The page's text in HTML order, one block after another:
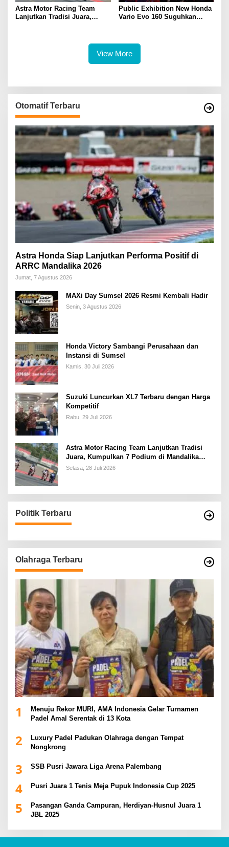
Astra Motor Racing Team
Lanjutkan Tradisi Juara,
Public Exhibition New Honda
Vario Evo 160 Suguhkan
View More
Otomatif Terbaru
Astra Honda Siap Lanjutkan Performa Positif di
ARRC Mandalika 2026
Jumat, 7 Agustus 2026
MAXi Day Sumsel 2026 Resmi Kembali Hadir
Senin, 3 Agustus 2026
Honda Victory Sambangi Perusahaan dan
Instansi di Sumsel
Kamis, 30 Juli 2026
Suzuki Luncurkan XL7 Terbaru dengan Harga
Kompetitif
Rabu, 29 Juli 2026
Astra Motor Racing Team Lanjutkan Tradisi
Juara, Kumpulkan 7 Podium di Mandalika
Racing Series Putaran ke 3
Selasa, 28 Juli 2026
Politik Terbaru
Olahraga Terbaru
1
Menuju Rekor MURI, AMA Indonesia Gelar Turnamen
Padel Amal Serentak di 13 Kota
2
Luxury Padel Padukan Olahraga dengan Tempat
Nongkrong
3 SSB Pusri Jawara Liga Arena Palembang
4 Pusri Juara 1 Tenis Meja Pupuk Indonesia Cup 2025
5
Pasangan Ganda Campuran, Herdiyan-Husnul Juara 1
JBL 2025